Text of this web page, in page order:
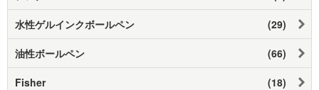
水性ゲルインクボールペン (29)
油性ボールペン (66)
Fisher (18)